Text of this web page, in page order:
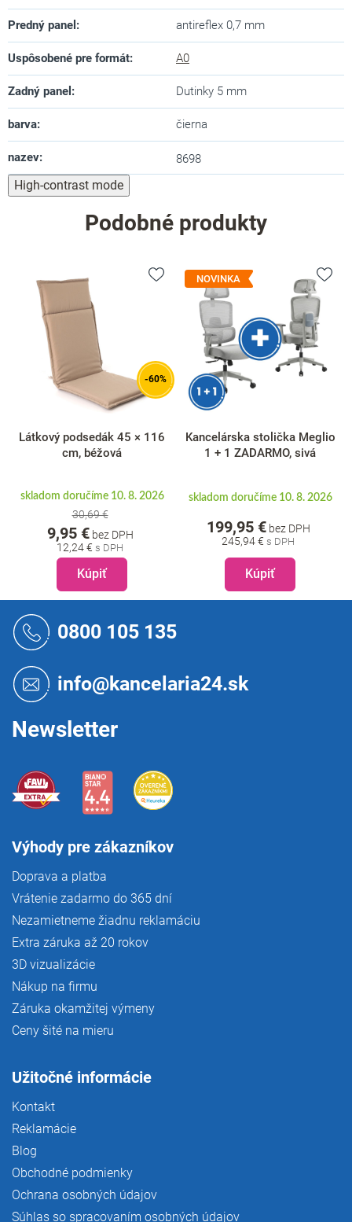
Predný panel : antireflex 0,7 mm
Uspôsobené pre formát: A0
Zadný panel : Dutinky 5 mm
barva: čierna
nazev: 8698
High-contrast mode
Podobné produkty
-60%
Látkový podsedák 45 × 116
cm, béžová
skladom doručíme 10. 8. 2026
30,69 €
12,24 €
9,95 €bez DPH
Kúpiť
NOVINKA
Kancelárska stolička Meglio
1 + 1 ZADARMO, sivá
skladom doručíme 10. 8. 2026
245,94 €
199,95 €bez DPH
Kúpiť
0800 105 135
info@kancelaria24.sk
Newsletter
Výhody pre zákazníkov
Doprava a platba
Vrátenie zadarmo do 365 dní
Nezamietneme žiadnu reklamáciu
Extra záruka až 20 rokov
3D vizualizácie
Nákup na firmu
Záruka okamžitej výmeny
Ceny šité na mieru
Užitočné informácie
Kontakt
Reklamácie
Blog
Obchodné podmienky
Ochrana osobných údajov
Súhlas so spracovaním osobných údajov